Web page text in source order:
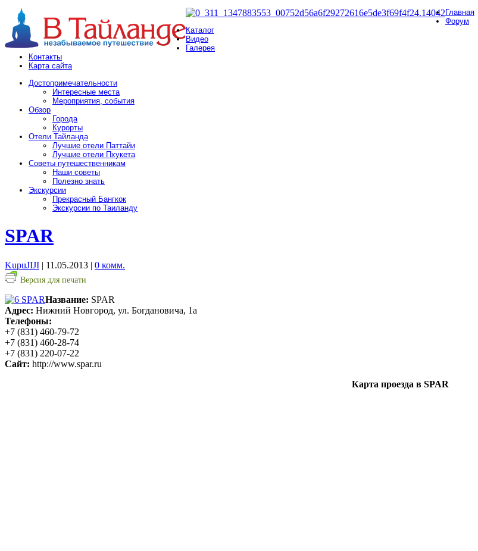
Главная
Форум
Каталог
Видео
Галерея
Контакты
Карта сайта
Достопримечательности
Интересные места
Мероприятия, события
Обзор
Города
Курорты
Отели Тайланда
Лучшие отели Паттайи
Лучшие отели Пхукета
Советы путешественникам
Наши советы
Полезно знать
Экскурсии
Прекрасный Бангкок
Экскурсии по Таиланду
SPAR
KupuJIJI | 11.05.2013 | 0 комм.
Версия для печати
Название: SPAR
Адрес: Нижний Новгород, ул. Богдановича, 1а
Телефоны:
+7 (831) 460-79-72
+7 (831) 460-28-74
+7 (831) 220-07-22
Сайт: http://www.spar.ru
Карта проезда в SPAR